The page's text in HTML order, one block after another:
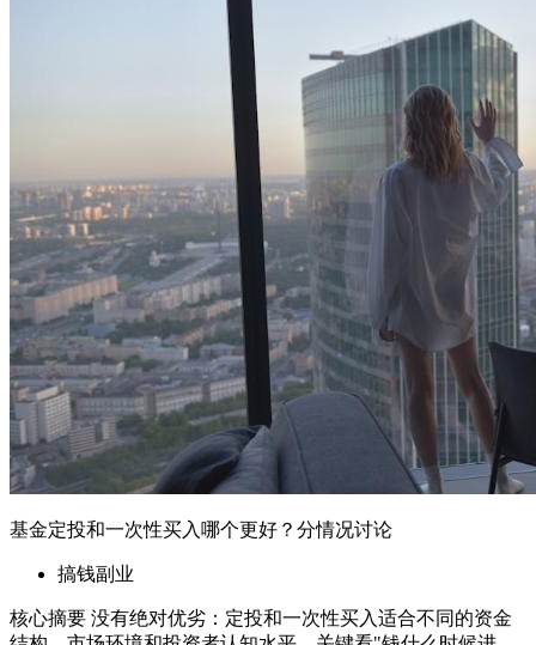
基金定投和一次性买入哪个更好？分情况讨论
核心摘要 没有绝对优劣：定投和一次性买入适合不同的资金
结构、市场环境和投资者认知水平，关键看"钱什么时候进
来、能承受多大波动"。 定投的核心价值是降低择时风险：通
过分批买入平滑成本，适合有持续现金流、但不想一次性承受
择时压力的投资者。 一次性买入在上涨行情中效率更高：如
果资金已经到位且市场...
2026年6月23日
06-23 更新